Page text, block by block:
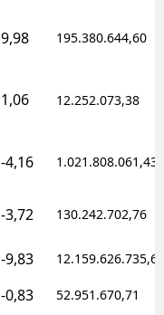
9,98 195.380.644,60
1,06 12.252.073,38
-4,16 1.021.808.061,43
-3,72 130.242.702,76
-9,83 12.159.626.735,62
-0,83 52.951.670,71